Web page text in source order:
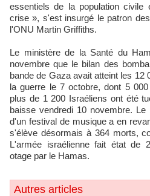
essentiels de la population
crise », s'est insurgé le patron
l'ONU Martin Griffiths.
Le ministère de la Santé du
novembre que le bilan des
bande de Gaza avait atteint les 12
la guerre le 7 octobre, dont 5
plus de 1 200 Israéliens ont été
baisse vendredi 10 novembre.
d'un festival de musique a en
s'élève désormais à 364 morts,
L'armée israélienne fait état de
otage par le Hamas.
Autres articles